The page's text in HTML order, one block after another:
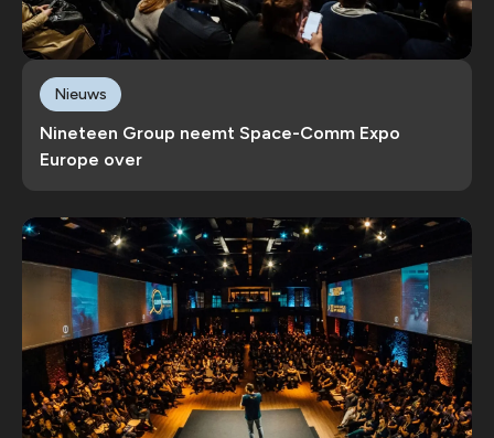
Nineteen Group neemt Space-Comm Expo
Europe over
Nieuws